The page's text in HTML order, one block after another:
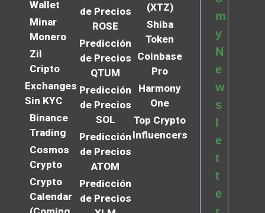
Wallet
Minar
Monero
Zil
Cripto
Exchanges
Sin KYC
Binance
Trading
Cosmos
Crypto
Crypto
Calendar
de Precios
ROSE
Predicción
de Precios
QTUM
Predicción
de Precios
SOL
Predicción
de Precios
ATOM
Predicción
de Precios
(XTZ)
Shiba
Token
Coinbase
Pro
Harmony
One
Top Crypto
Influencers
m
y
N
e
w
s
e
t
t
e